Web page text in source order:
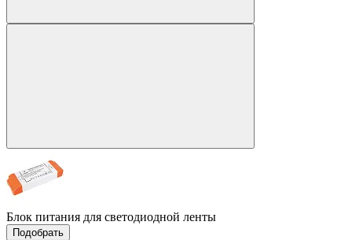
Блок питания для светодиодной ленты
Подобрать